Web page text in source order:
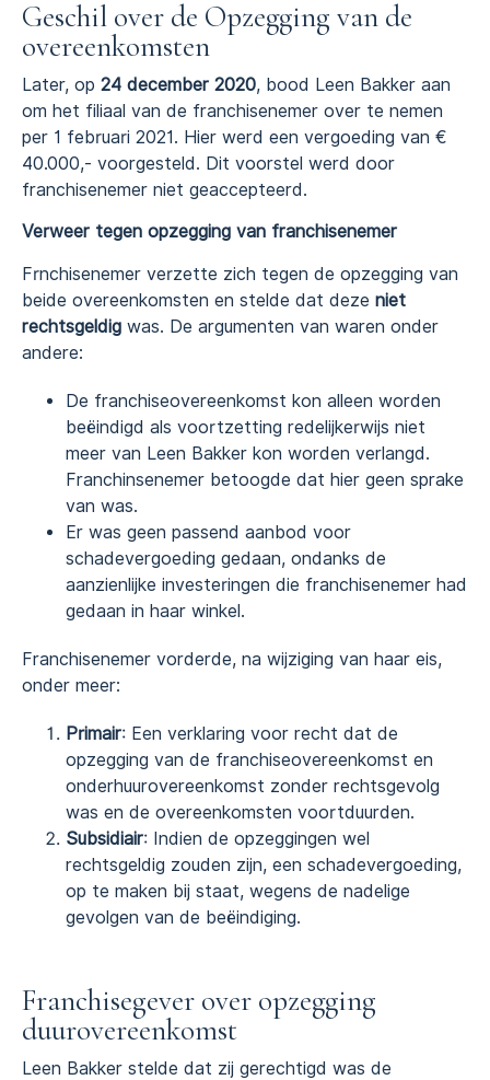
Geschil over de Opzegging van de
overeenkomsten
Later, op 24 december 2020, bood Leen Bakker aan
om het filiaal van de franchisenemer over te nemen
per 1 februari 2021. Hier werd een vergoeding van €
40.000,- voorgesteld. Dit voorstel werd door
franchisenemer niet geaccepteerd.
Verweer tegen opzegging van franchisenemer
Frnchisenemer verzette zich tegen de opzegging van
beide overeenkomsten en stelde dat deze niet
rechtsgeldig was. De argumenten van waren onder
andere:
De franchiseovereenkomst kon alleen worden
beëindigd als voortzetting redelijkerwijs niet
meer van Leen Bakker kon worden verlangd.
Franchinsenemer betoogde dat hier geen sprake
van was.
Er was geen passend aanbod voor
schadevergoeding gedaan, ondanks de
aanzienlijke investeringen die franchisenemer had
gedaan in haar winkel.
Franchisenemer vorderde, na wijziging van haar eis,
onder meer:
Primair: Een verklaring voor recht dat de
opzegging van de franchiseovereenkomst en
onderhuurovereenkomst zonder rechtsgevolg
was en de overeenkomsten voortduurden.
Subsidiair: Indien de opzeggingen wel
rechtsgeldig zouden zijn, een schadevergoeding,
op te maken bij staat, wegens de nadelige
gevolgen van de beëindiging.
Franchisegever over opzegging
duurovereenkomst
Leen Bakker stelde dat zij gerechtigd was de